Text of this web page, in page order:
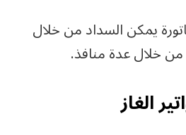
يمكن السداد من خلال
خلال عدة منافذ.
الغاز